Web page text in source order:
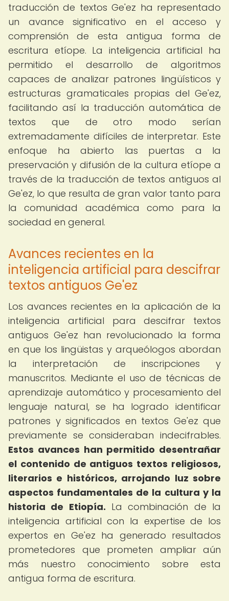
traducción de textos Ge'ez ha representado
un avance significativo en el acceso y
comprensión de esta antigua forma de
escritura etíope. La inteligencia artificial ha
permitido el desarrollo de algoritmos
capaces de analizar patrones lingüísticos y
estructuras gramaticales propias del Ge'ez,
facilitando así la traducción automática de
textos que de otro modo serían
extremadamente difíciles de interpretar. Este
enfoque ha abierto las puertas a la
preservación y difusión de la cultura etíope a
través de la traducción de textos antiguos al
Ge'ez, lo que resulta de gran valor tanto para
la comunidad académica como para la
sociedad en general.
Avances recientes en la
inteligencia artificial para descifrar
textos antiguos Ge'ez
Los avances recientes en la aplicación de la
inteligencia artificial para descifrar textos
antiguos Ge'ez han revolucionado la forma
en que los lingüistas y arqueólogos abordan
la interpretación de inscripciones y
manuscritos. Mediante el uso de técnicas de
aprendizaje automático y procesamiento del
lenguaje natural, se ha logrado identificar
patrones y significados en textos Ge'ez que
previamente se consideraban indecifrables.
Estos avances han permitido desentrañar
el contenido de antiguos textos religiosos,
literarios e históricos, arrojando luz sobre
aspectos fundamentales de la cultura y la
historia de Etiopía. La combinación de la
inteligencia artificial con la expertise de los
expertos en Ge'ez ha generado resultados
prometedores que prometen ampliar aún
más nuestro conocimiento sobre esta
antigua forma de escritura.